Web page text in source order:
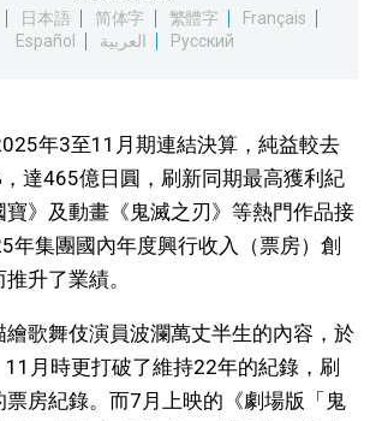
official SNS
日本語 简体字 繁體字
Français
Español
العربية Русский
年3至11月期連結決算，純益較去
達465億日圓，刷新同期最高獲利紀
》及動畫《鬼滅之刃》等熱門作品接
年集團國內年度興行收入（票房）創
升了業績。
繪歌舞伎演員波瀾萬丈半生的內容，於
月時更打破了維持22年的紀錄，刷
票房紀錄。而7月上映的《劇場版「鬼